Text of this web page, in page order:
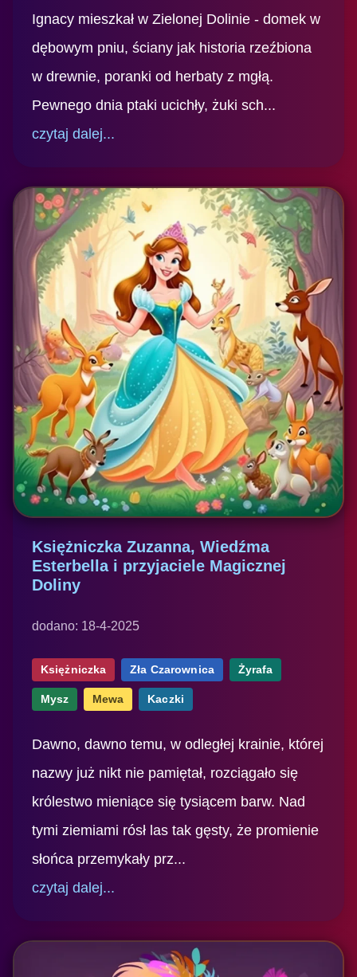
Ignacy mieszkał w Zielonej Dolinie - domek w
dębowym pniu, ściany jak historia rzeźbiona
w drewnie, poranki od herbaty z mgłą.
Pewnego dnia ptaki ucichły, żuki sch...
czytaj dalej...
Księżniczka Zuzanna, Wiedźma
Esterbella i przyjaciele Magicznej
Doliny
dodano: 18-4-2025
Księżniczka Zła Czarownica Żyrafa
Mysz Mewa Kaczki
Dawno, dawno temu, w odległej krainie, której
nazwy już nikt nie pamiętał, rozciągało się
królestwo mieniące się tysiącem barw. Nad
tymi ziemiami rósł las tak gęsty, że promienie
słońca przemykały prz...
czytaj dalej...